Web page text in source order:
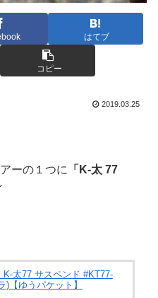
はてブ
コピー
2019.03.25
ーの１つに
「K-太 77
K-太77 サスペンド #KT77-
)【ゆうパケット】